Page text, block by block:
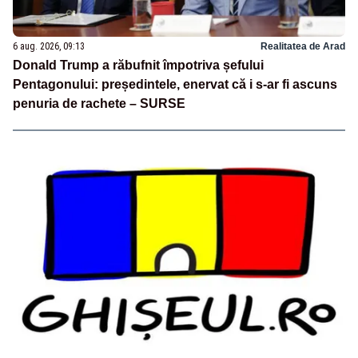
6 aug. 2026, 09:13 Realitatea de Arad
Donald Trump a răbufnit împotriva șefului
Pentagonului: președintele, enervat că i s-ar fi ascuns
penuria de rachete – SURSE